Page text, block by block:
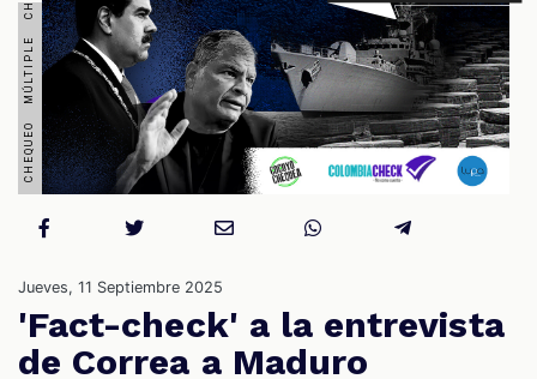
Jueves, 11 Septiembre 2025
'Fact-check' a la entrevista
de Correa a Maduro